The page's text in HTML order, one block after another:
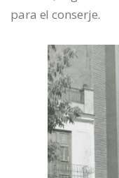
para el conserje.